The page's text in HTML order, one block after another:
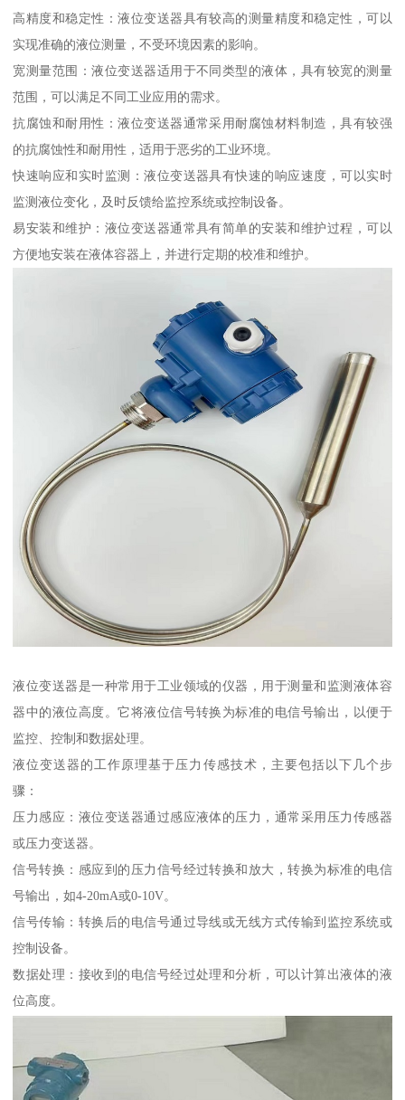
高精度和稳定性：液位变送器具有较高的测量精度和稳定性，可以
实现准确的液位测量，不受环境因素的影响。
宽测量范围：液位变送器适用于不同类型的液体，具有较宽的测量
范围，可以满足不同工业应用的需求。
抗腐蚀和耐用性：液位变送器通常采用耐腐蚀材料制造，具有较强
的抗腐蚀性和耐用性，适用于恶劣的工业环境。
快速响应和实时监测：液位变送器具有快速的响应速度，可以实时
监测液位变化，及时反馈给监控系统或控制设备。
易安装和维护：液位变送器通常具有简单的安装和维护过程，可以
方便地安装在液体容器上，并进行定期的校准和维护。
液位变送器是一种常用于工业领域的仪器，用于测量和监测液体容
器中的液位高度。它将液位信号转换为标准的电信号输出，以便于
监控、控制和数据处理。
液位变送器的工作原理基于压力传感技术，主要包括以下几个步
骤：
压力感应：液位变送器通过感应液体的压力，通常采用压力传感器
或压力变送器。
信号转换：感应到的压力信号经过转换和放大，转换为标准的电信
号输出，如4-20mA或0-10V。
信号传输：转换后的电信号通过导线或无线方式传输到监控系统或
控制设备。
数据处理：接收到的电信号经过处理和分析，可以计算出液体的液
位高度。